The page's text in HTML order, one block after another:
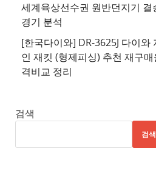
사
이
트
사
이
세계육상선수권 원반던지기 결
경기 분석
[한국다이와] DR-3625J 다이와
인 재킷 (형제피싱) 추천 재구
격비교 정리
검색
검색